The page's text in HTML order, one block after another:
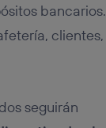
bancarios.
clientes,
seguirán